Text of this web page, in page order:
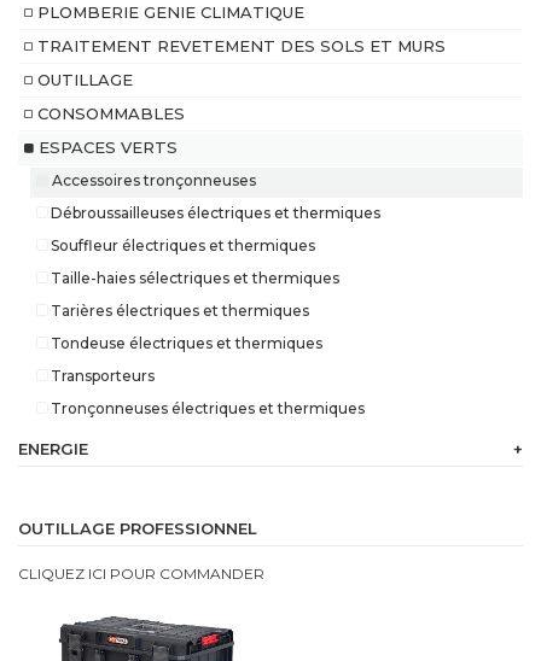
PLOMBERIE GENIE CLIMATIQUE
TRAITEMENT REVETEMENT DES SOLS ET MURS
OUTILLAGE
CONSOMMABLES
ESPACES VERTS
Accessoires tronçonneuses
Débroussailleuses électriques et thermiques
Souffleur électriques et thermiques
Taille-haies sélectriques et thermiques
Tarières électriques et thermiques
Tondeuse électriques et thermiques
Transporteurs
Tronçonneuses électriques et thermiques
ENERGIE +
intégrée
Energie
OUTILLAGE PROFESSIONNEL
CLIQUEZ ICI POUR COMMANDER